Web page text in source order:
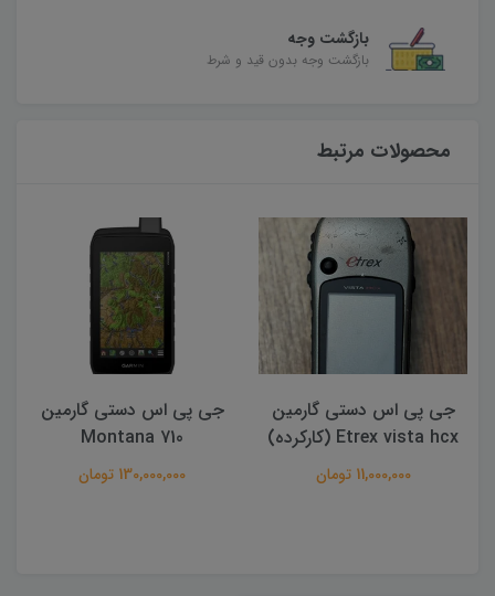
بازگشت وجه
بازگشت وجه بدون قید و شرط
محصولات مرتبط
جی پی اس دستی گارمین
Montana 710
130,000,000 تومان
جی پی اس دستی گارمین
مدل eTrex SOLAR
45,000,000 تومان